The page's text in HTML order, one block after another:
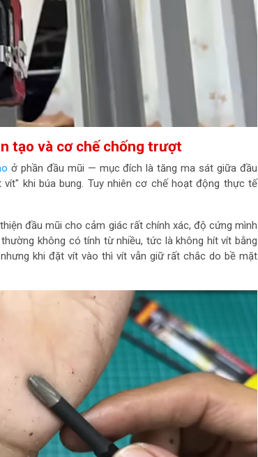
tạo và cơ chế chống trượt
ở phần đầu mũi — mục đích là tăng ma sát giữa đầu
khi búa bung. Tuy nhiên cơ chế hoạt động thực tế
đầu mũi cho cảm giác rất chính xác, độ cứng mình
không có tính từ nhiều, tức là không hít vít bằng
khi đặt vít vào thì vít vẫn giữ rất chắc do bề mặt